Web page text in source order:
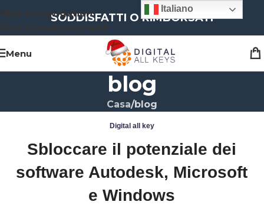
Skip to navigationSODDISFATTI O RIMBORSATI
Menu
blog
Casa blog
Digital all key
Sbloccare il potenziale dei
software Autodesk, Microsoft
e Windows
Italiano